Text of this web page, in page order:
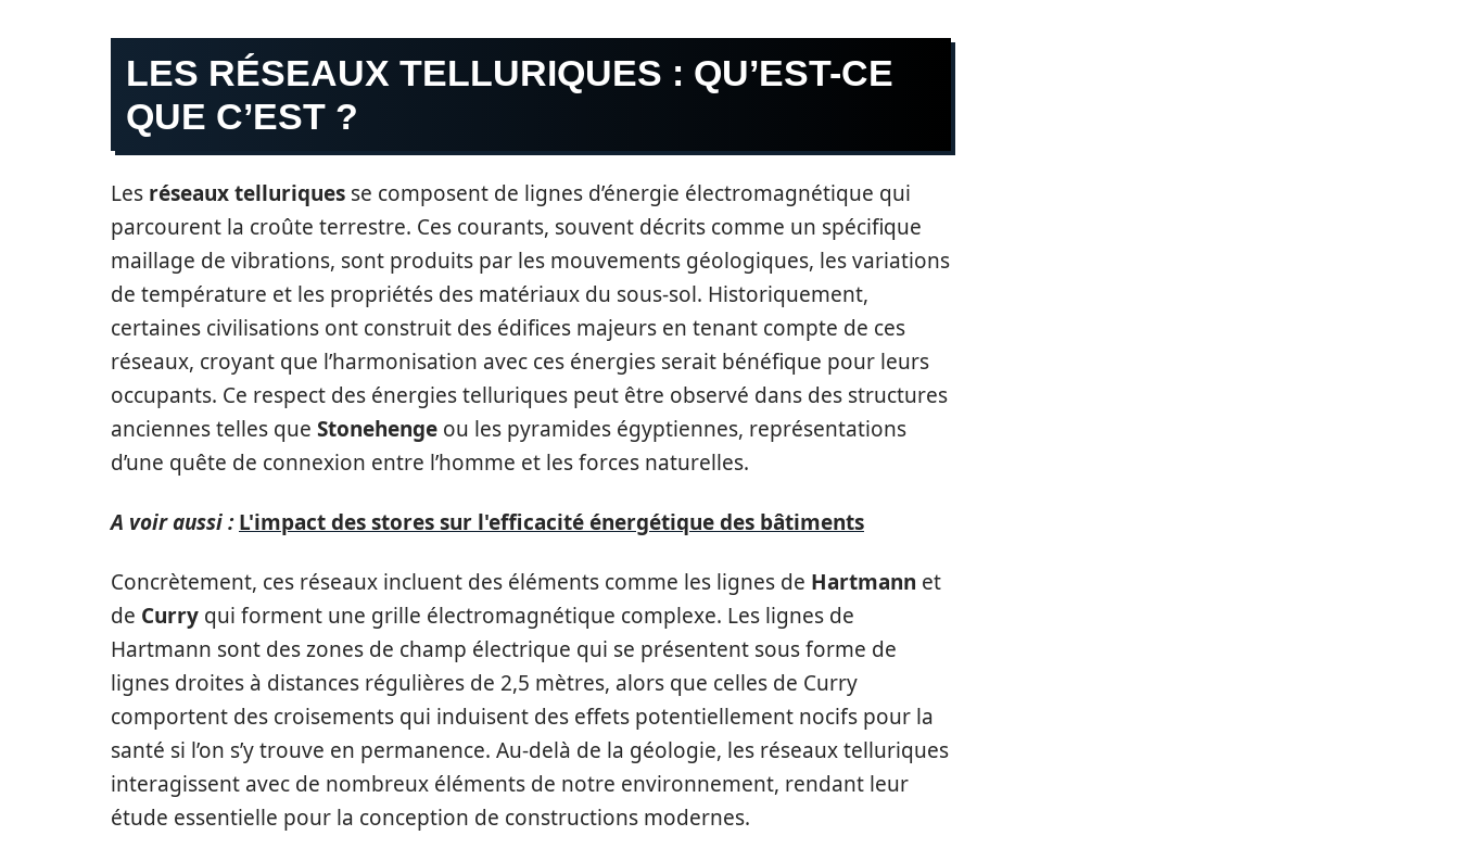
LES RÉSEAUX TELLURIQUES : QU’EST-CE
QUE C’EST ?
Les réseaux telluriques se composent de lignes d’énergie électromagnétique qui
parcourent la croûte terrestre. Ces courants, souvent décrits comme un spécifique
maillage de vibrations, sont produits par les mouvements géologiques, les variations
de température et les propriétés des matériaux du sous-sol. Historiquement,
certaines civilisations ont construit des édifices majeurs en tenant compte de ces
réseaux, croyant que l’harmonisation avec ces énergies serait bénéfique pour leurs
occupants. Ce respect des énergies telluriques peut être observé dans des structures
anciennes telles que Stonehenge ou les pyramides égyptiennes, représentations
d’une quête de connexion entre l’homme et les forces naturelles.
A voir aussi : L'impact des stores sur l'efficacité énergétique des bâtiments
Concrètement, ces réseaux incluent des éléments comme les lignes de Hartmann et
de Curry qui forment une grille électromagnétique complexe. Les lignes de
Hartmann sont des zones de champ électrique qui se présentent sous forme de
lignes droites à distances régulières de 2,5 mètres, alors que celles de Curry
comportent des croisements qui induisent des effets potentiellement nocifs pour la
santé si l’on s’y trouve en permanence. Au-delà de la géologie, les réseaux telluriques
interagissent avec de nombreux éléments de notre environnement, rendant leur
étude essentielle pour la conception de constructions modernes.